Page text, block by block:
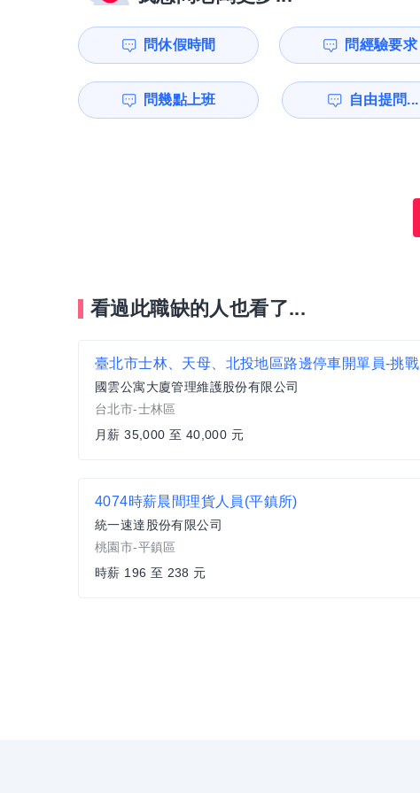
問休假時間 問經驗要求
問幾點上班 自由提問...
看過此職缺的人也看了...
國雲公寓大廈管理維護股份有限公司
台北市-士林區
月薪 35,000 至 40,000 元
4074時薪晨間理貨人員(平鎮所)
統一速達股份有限公司
桃園市-平鎮區
時薪 196 至 238 元